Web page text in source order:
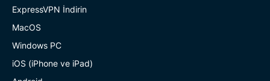
ExpressVPN İndirin
MacOS
Windows PC
iOS (iPhone ve iPad)